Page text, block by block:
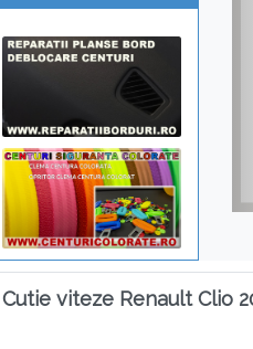
Cutie viteze Renault Clio